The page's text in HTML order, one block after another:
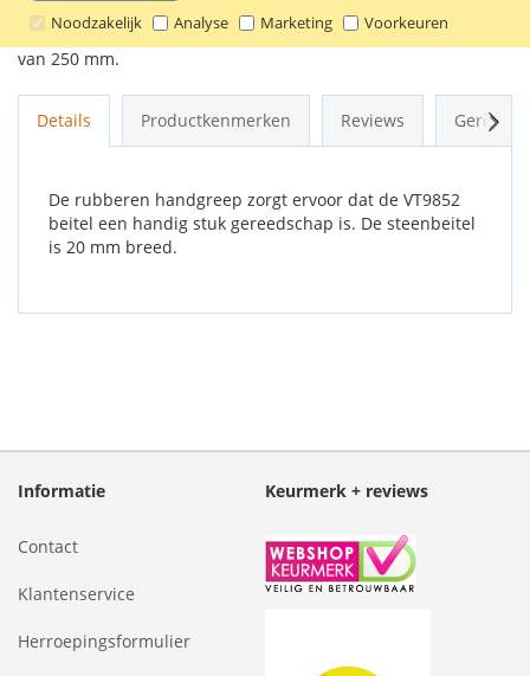
Noodzakelijk Analyse Marketing Voorkeuren
De Toolland steenbeitel is een platte beitel met een lengte
van 250 mm.
Details Productkenmerken Reviews
De rubberen handgreep zorgt ervoor dat de VT9852
beitel een handig stuk gereedschap is. De steenbeitel
is 20 mm breed.
Informatie
Contact
Klantenservice
Herroepingsformulier
Keurmerk + reviews